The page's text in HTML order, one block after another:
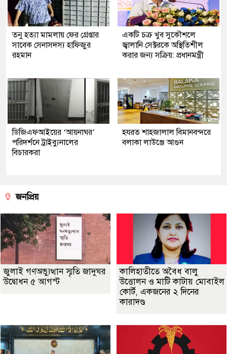
তনু হত্যা মামলায় ফের গ্রেপ্তার
সাবেক সেনাসদস্য হাফিজুর
রহমান
একটি চক্র খুব সুকৌশলে
জ্বালানি সেক্টরকে অস্থিতিশীল
করার জন্য সক্রিয়: প্রধানমন্ত্রী
ডিজিএফআইয়ের ‘আয়নাঘর’
পরিদর্শনে ট্রাইব্যুনালের
বিচারকরা
হযরত শাহজালাল বিমানবন্দরে
বলাকা লাউঞ্জে আগুন
জনপ্রিয়
জুলাই গণঅভ্যুত্থান স্মৃতি জাদুঘর
উদ্বোধন ৫ আগস্ট
কালিহাতীতে অবৈধ বালু
উত্তোলন ও মাটি কাটায় মোবাইল
কোর্ট, একজনের ২ দিনের
কারাদণ্ড